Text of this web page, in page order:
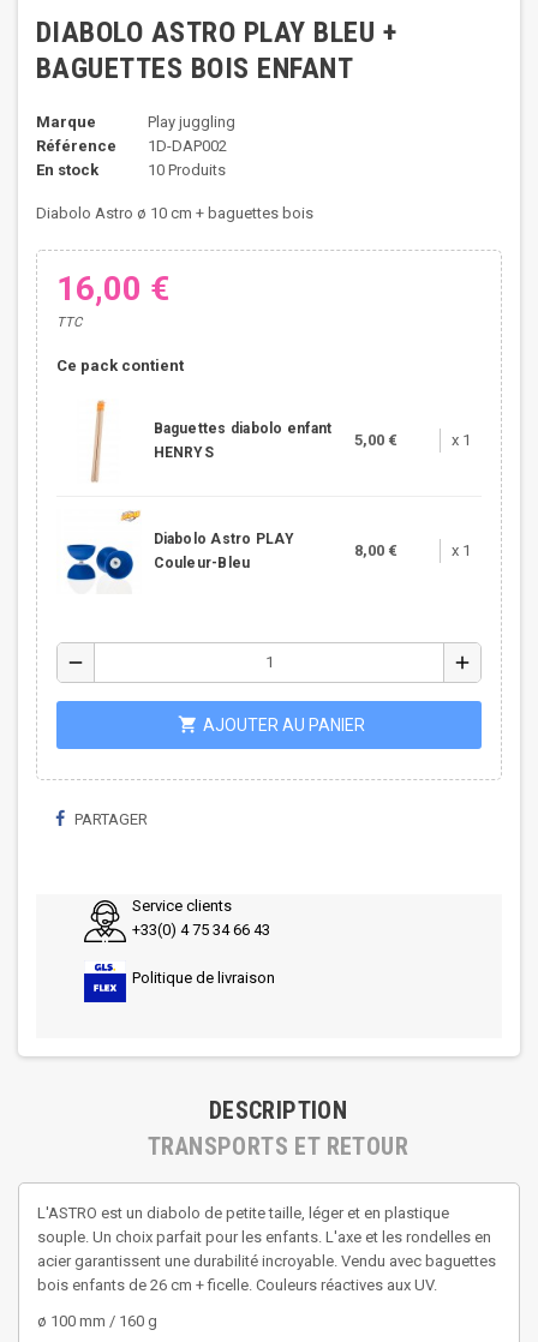
DIABOLO ASTRO PLAY BLEU +
BAGUETTES BOIS ENFANT
Marque
Play juggling
Référence
1D-DAP002
En stock
10 Produits
Diabolo Astro ø 10 cm + baguettes bois
16,00 €
TTC
Ce pack contient
Baguettes diabolo enfant
HENRYS
5,00 € x 1
Diabolo Astro PLAY
Couleur-Bleu
8,00 € x 1
remove add
shopping_cart AJOUTER AU PANIER
PARTAGER
Service clients
+33(0) 4 75 34 66 43
Politique de livraison
DESCRIPTION
TRANSPORTS ET RETOUR
L'ASTRO est un diabolo de petite taille, léger et en plastique
souple. Un choix parfait pour les enfants. L'axe et les rondelles en
acier garantissent une durabilité incroyable. Vendu avec baguettes
bois enfants de 26 cm + ficelle. Couleurs réactives aux UV.
ø 100 mm / 160 g